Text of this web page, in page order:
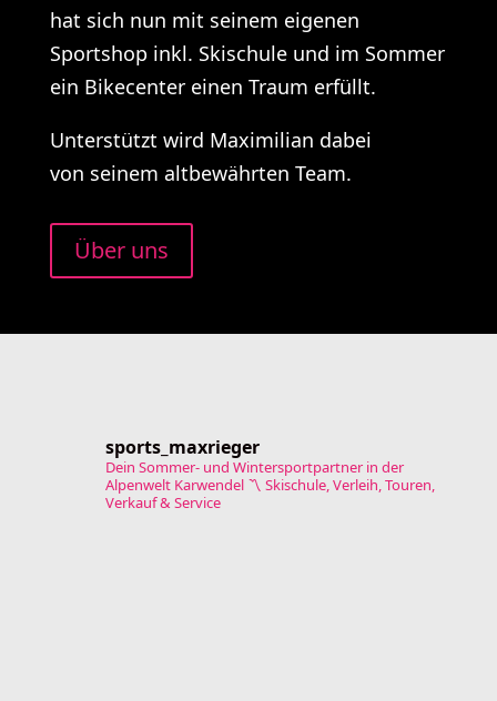
hat sich nun mit seinem eigenen
Sportshop inkl. Skischule und im Sommer
ein Bikecenter einen Traum erfüllt.
Unterstützt wird Maximilian dabei
von seinem altbewährten Team.
Über uns
sports_maxrieger
Dein Sommer- und Wintersportpartner in der
Alpenwelt Karwendel〽️ Skischule, Verleih, Touren,
Verkauf & Service